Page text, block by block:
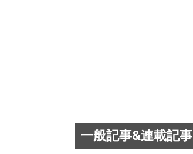
一般記事&連載記事